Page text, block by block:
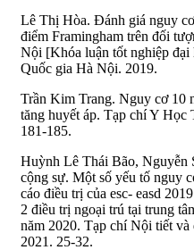
Lê Thị Hòa. Đánh giá nguy
điểm Framingham trên đối
Nội [Khóa luận tốt nghiệp
Quốc gia Hà Nội. 2019.
Trần Kim Trang. Nguy cơ 10
tăng huyết áp. Tạp chí Y
181-185.
Huỳnh Lê Thái Bão,
cộng sự. Một số yếu tố nguy
cáo điều trị của esc- easd
2 điều trị ngoại trú tại trung
năm 2020. Tạp chí Nội tiết và
2021. 25-32.